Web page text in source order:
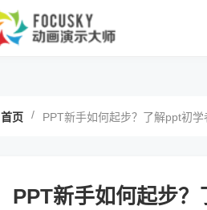
首页 / PPT新手如何起步？了解ppt初
PPT新手如何起步